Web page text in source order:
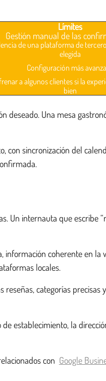
Límites
Gestión manual de las
de una plataforma de
elegida
Configuración más
a algunos clientes si la
bien
Una mesa
sincronización del
Un internauta que escribe
coherente en
locales.
categorías
establecimiento, la
con Google